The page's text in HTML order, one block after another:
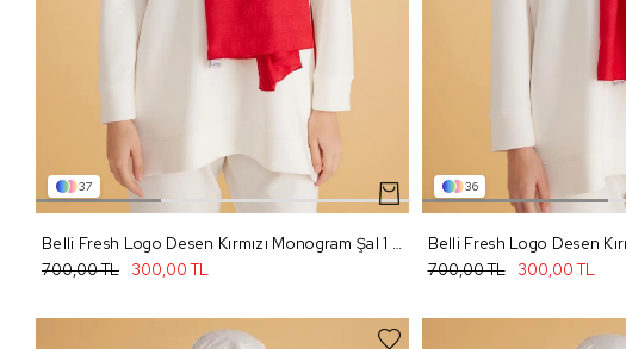
37
Belli Fresh Logo Desen Kırmızı Monogram Şal 1 - 98
300,00 TL
700,00 TL
36
300,00 TL
700,00 TL